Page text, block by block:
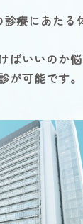
療にあたる
ばいいのか
が可能です。